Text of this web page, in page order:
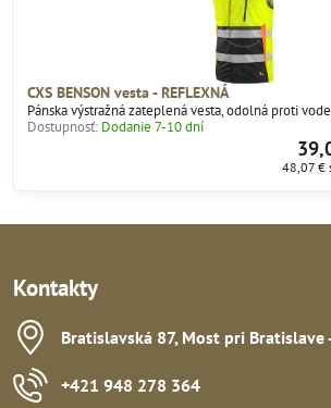
CXS BENSON vesta - REFLEXNÁ
Pánska výstražná zateplená vesta, odolná proti
Dostupnosť: Dodanie 7-10 dní
48,07 €
Kontakty
Bratislavská 87, Most pri Bratislave
+421 948 278 364